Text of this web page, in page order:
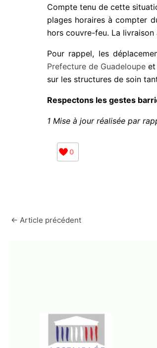
Compte tenu de cette
plages horaires à compter
hors couvre-feu. La
Pour rappel, les
Prefecture de Guadeloupe et
sur les structures de soin
Respectons les gestes
1 Mise à jour réalisée par
0
← Article précédent